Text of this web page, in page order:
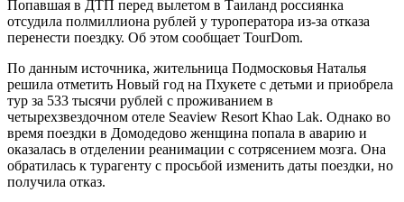
Попавшая в ДТП перед вылетом в Таиланд россиянка
отсудила полмиллиона рублей у туроператора из-за отказа
перенести поездку. Об этом сообщает TourDom.
По данным источника, жительница Подмосковья Наталья
решила отметить Новый год на Пхукете с детьми и приобрела
тур за 533 тысячи рублей с проживанием в
четырехзвездочном отеле Seaview Resort Khao Lak. Однако во
время поездки в Домодедово женщина попала в аварию и
оказалась в отделении реанимации с сотрясением мозга. Она
обратилась к турагенту с просьбой изменить даты поездки, но
получила отказ.